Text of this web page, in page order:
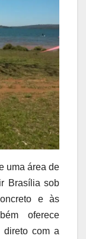
uma área de
Brasília sob
e às
oferece
direto com a